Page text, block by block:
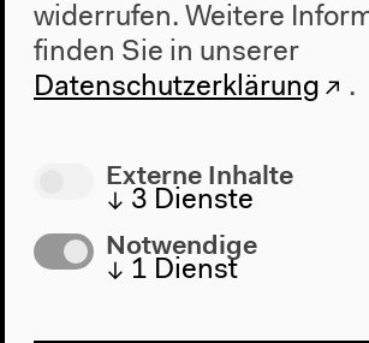
widerrufen. Weitere
finden Sie in unserer
Datenschutzerklärung
.
Externe Inhalte
↓ 3 Dienste
Notwendige
↓ 1 Dienst